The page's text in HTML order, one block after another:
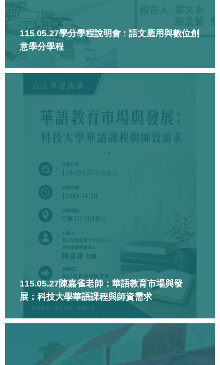
115.05.27學分學程說明會 : 語文應用與數位創
意學分學程
115.05.27陳嘉雀老師：華語教育市場與發
展：科技大學華語課程與師資需求